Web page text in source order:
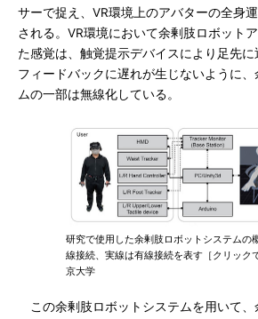
サーで捉え、VR環境上のアバターの全身
される。VR環境において余剰肢ロボット
た感覚は、触覚提示デバイスにより足先
フィードバックに遅れが生じないように
ムの一部は無線化している。
研究で使用した余剰肢ロボットシステムの
線接続、実線は有線接続を表す［クリック
京大学
この余剰肢ロボットシステムを用いて、